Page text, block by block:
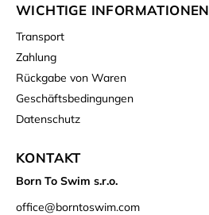
WICHTIGE INFORMATIONEN
Transport
Zahlung
Rückgabe von Waren
Geschäftsbedingungen
Datenschutz
KONTAKT
Born To Swim s.r.o.
office@borntoswim.com